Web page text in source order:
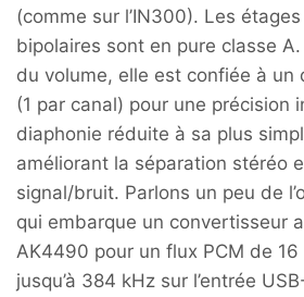
(comme sur l’IN300). Les
bipolaires sont en pure classe
du volume, elle est confiée à
(1 par canal) pour une précision
diaphonie réduite à sa plus
améliorant la séparation stéréo
signal/bruit. Parlons un peu de
qui embarque un convertisseur
AK4490 pour un flux PCM de
jusqu’à 384 kHz sur l’entrée